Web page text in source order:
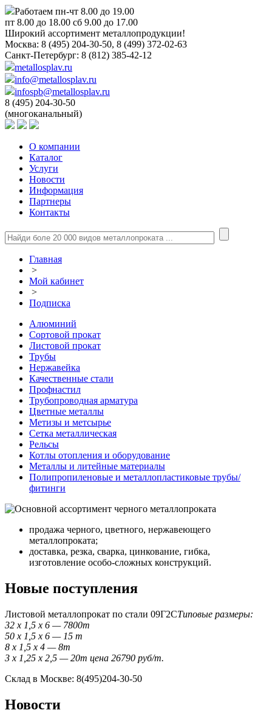
Работаем пн-чт 8.00 до 19.00
пт 8.00 до 18.00 сб 9.00 до 17.00
Широкий ассортимент металлопродукции!
Москва: 8 (495) 204-30-50, 8 (499) 372-02-63
Санкт-Петербург: 8 (812) 385-42-12
metallosplav.ru
info@metallosplav.ru
infospb@metallosplav.ru
8 (495) 204-30-50
(многоканальный)
О компании
Каталог
Услуги
Новости
Информация
Партнеры
Контакты
Главная
>
Мой кабинет
>
Подписка
Алюминий
Сортовой прокат
Листовой прокат
Трубы
Нержавейка
Качественные стали
Профнастил
Трубопроводная арматура
Цветные металлы
Метизы и метсырье
Сетка металлическая
Рельсы
Котлы отопления и оборудование
Металлы и литейные материалы
Полипропиленовые и металлопластиковые трубы/
фитинги
продажа черного, цветного, нержавеющего
металлопроката;
доставка, резка, сварка, цинкование, гибка,
изготовление особо-сложных конструкций.
Новые поступления
Листовой металлопрокат по стали 09Г2СТиповые размеры:
32 x 1,5 x 6 — 7800т
50 x 1,5 x 6 — 15 т
8 x 1,5 x 4 — 8т
3 x 1,25 x 2,5 — 20т цена 26790 руб/т.
Склад в Москве: 8(495)204-30-50
Новости